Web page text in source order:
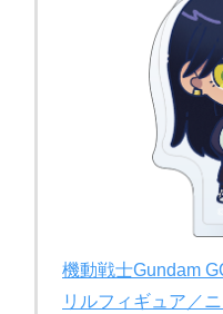
機動戦士Gundam
リルフィギュア／